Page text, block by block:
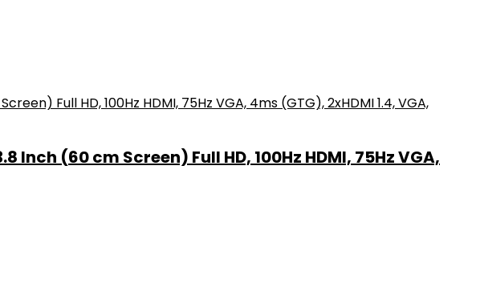
(60 cm Screen) Full HD, 100Hz HDMI, 75Hz VGA,